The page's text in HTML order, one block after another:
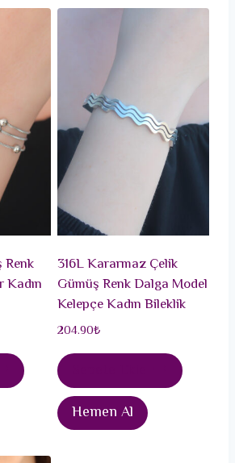
Renk
Kadın
316L Kararmaz Çelik
Gümüş Renk Dalga Model
Kelepçe Kadın Bileklik
204.90₺
Hemen Al